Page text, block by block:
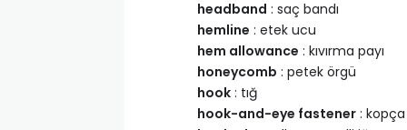
headband : saç bandı
hemline : etek ucu
hem allowance : kıvırma payı
honeycomb : petek örgü
hook : tığ
hook-and-eye fastener : kopça